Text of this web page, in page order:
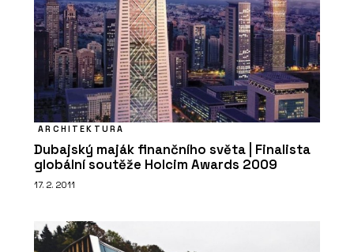
ARCHITEKTURA
Dubajský maják finančního světa | Finalista
globální soutěže Holcim Awards 2009
17. 2. 2011